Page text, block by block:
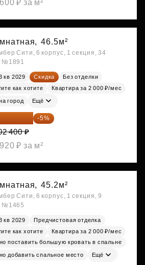
₽ за м²
46.5м²
Сити, 6 корпус, 1 секция, 34
№1891
кв 2029 Скидка
Без отделки
как хотите
Квартира за 2 000 ₽/мес
город Ещё
280 ₽ -5%
400 ₽
₽ за м²
45.2м²
Сити, 6 корпус, 1 секция, 9
№1465
кв 2029
Предчистовая отделка
как хотите
Квартира за 2 000 ₽/мес
поставить большую кровать в спальне
добавить спальное место Ещё